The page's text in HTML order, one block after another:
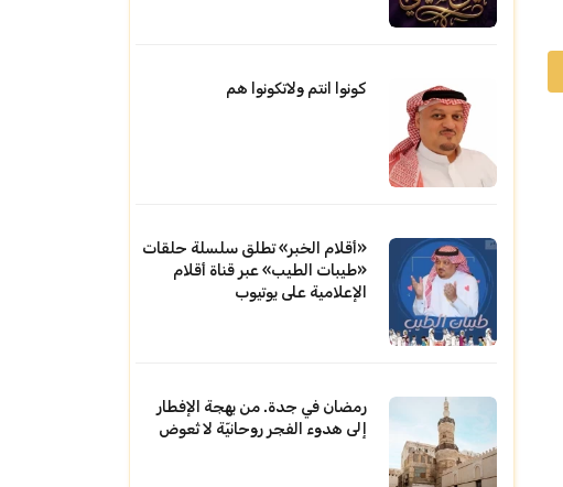
كونوا انتم ولاتكونوا هم
«أقلام الخبر» تطلق سلسلة حلقات
«طيبات الطيب» عبر قناة أقلام
الإعلامية على يوتيوب
رمضان في جدة. من بهجة الإفطار
إلى هدوء الفجر روحانيّة لا تُعوض